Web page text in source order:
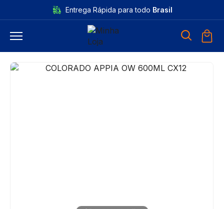
Entrega Rápida para todo Brasil